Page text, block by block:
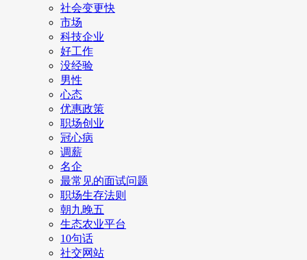
社会变更快
市场
科技企业
好工作
没经验
男性
心态
优惠政策
职场创业
冠心病
调薪
名企
最常见的面试问题
职场生存法则
朝九晚五
生态农业平台
10句话
社交网站